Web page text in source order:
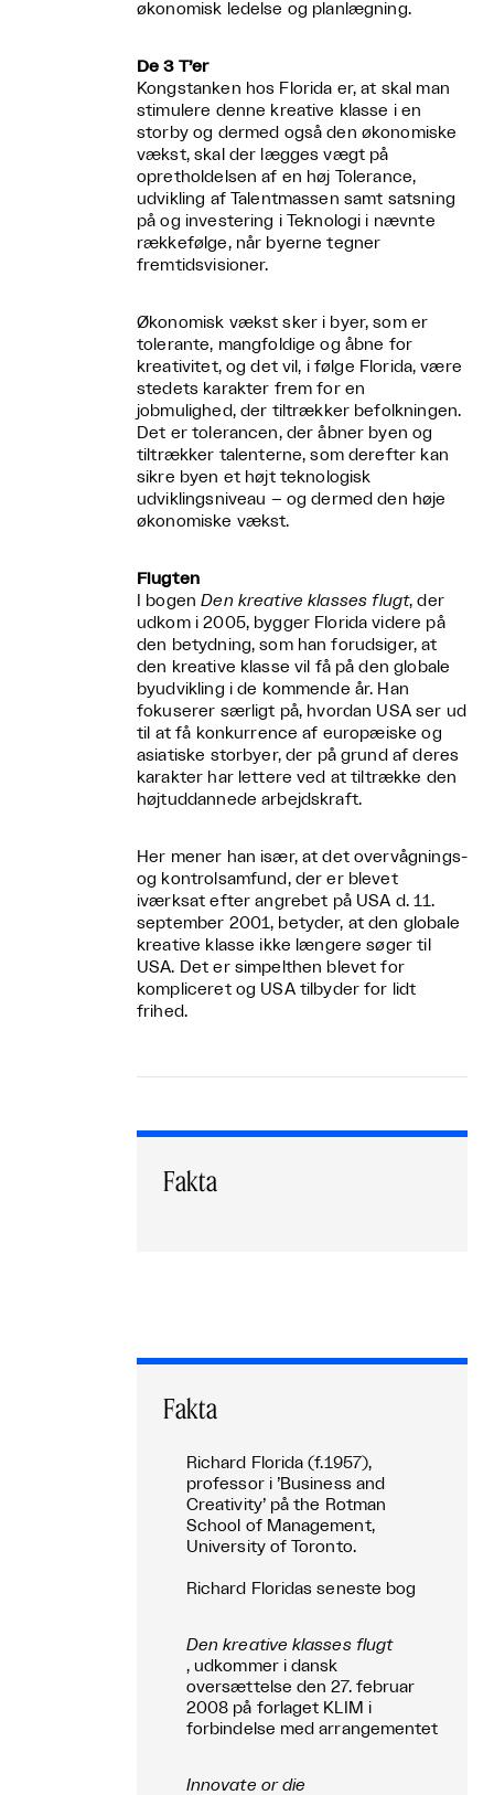
økonomisk ledelse og planlægning.
De 3 T’er
Kongstanken hos Florida er, at skal man
stimulere denne kreative klasse i en
storby og dermed også den økonomiske
vækst, skal der lægges vægt på
opretholdelsen af en høj Tolerance,
udvikling af Talentmassen samt satsning
på og investering i Teknologi i nævnte
rækkefølge, når byerne tegner
fremtidsvisioner.
Økonomisk vækst sker i byer, som er
tolerante, mangfoldige og åbne for
kreativitet, og det vil, i følge Florida, være
stedets karakter frem for en
jobmulighed, der tiltrækker befolkningen.
Det er tolerancen, der åbner byen og
tiltrækker talenterne, som derefter kan
sikre byen et højt teknologisk
udviklingsniveau – og dermed den høje
økonomiske vækst.
Flugten
I bogenDen kreative klasses flugt, der
udkom i 2005, bygger Florida videre på
den betydning, som han forudsiger, at
den kreative klasse vil få på den globale
byudvikling i de kommende år. Han
fokuserer særligt på, hvordan USA ser ud
til at få konkurrence af europæiske og
asiatiske storbyer, der på grund af deres
karakter har lettere ved at tiltrække den
højtuddannede arbejdskraft.
Her mener han især, at det overvågnings-
og kontrolsamfund, der er blevet
iværksat efter angrebet på USA d. 11.
september 2001, betyder, at den globale
kreative klasse ikke længere søger til
USA. Det er simpelthen blevet for
kompliceret og USA tilbyder for lidt
frihed.
Fakta
Fakta
Richard Florida (f.1957),
professor i ’Business and
Creativity’ på the Rotman
School of Management,
University of Toronto.
Richard Floridas seneste bog
Den kreative klasses flugt
, udkommer i dansk
oversættelse den 27. februar
2008 på forlaget KLIM i
forbindelse med arrangementet
Innovate or die